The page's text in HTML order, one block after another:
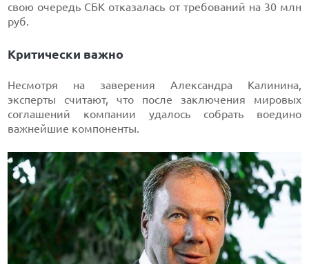
свою очередь СБК отказалась от требований на 30 млн
руб.
Критически важно
Несмотря на заверения Александра Калинина,
эксперты считают, что после заключения мировых
соглашений компании удалось собрать воедино
важнейшие компоненты.